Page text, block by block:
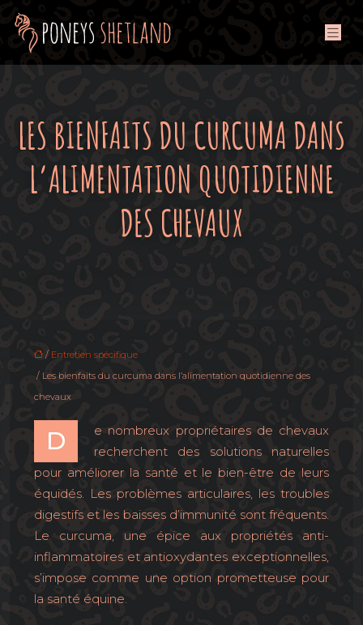
LES BIENFAITS DU CURCUMA DANS
L’ALIMENTATION QUOTIDIENNE
DES CHEVAUX
/ Entretien spécifique
/ Les bienfaits du curcuma dans l’alimentation quotidienne des
chevaux
D
e nombreux propriétaires de chevaux
recherchent des solutions naturelles
pour améliorer la santé et le bien-être de leurs
équidés. Les problèmes articulaires, les troubles
digestifs et les baisses d’immunité sont fréquents.
Le curcuma, une épice aux propriétés anti-
inflammatoires et antioxydantes exceptionnelles,
s’impose comme une option prometteuse pour
la santé équine.